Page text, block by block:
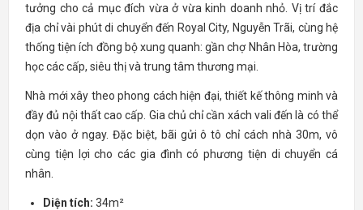
tưởng cho cả mục đích vừa ở vừa kinh doanh nhỏ. Vị trí đắc
địa chỉ vài phút di chuyển đến Royal City, Nguyễn Trãi, cùng hệ
thống tiện ích đồng bộ xung quanh: gần chợ Nhân Hòa, trường
học các cấp, siêu thị và trung tâm thương mại.
Nhà mới xây theo phong cách hiện đại, thiết kế thông minh và
đầy đủ nội thất cao cấp. Gia chủ chỉ cần xách vali đến là có thể
dọn vào ở ngay. Đặc biệt, bãi gửi ô tô chỉ cách nhà 30m, vô
cùng tiện lợi cho các gia đình có phương tiện di chuyển cá
nhân.
Diện tích: 34m²